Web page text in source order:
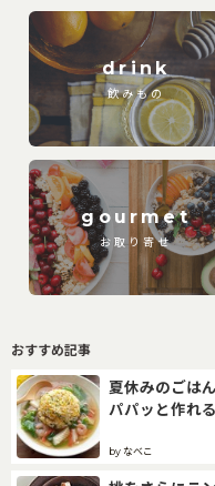
drink
飲みもの
gourmet
お取り寄せ
おすすめ記事
夏休みのごは
パパッと作れ
by なべこ